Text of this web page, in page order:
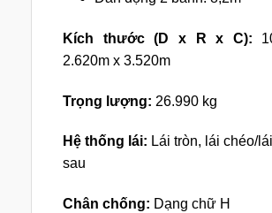
Kích thước (D x R x C):
2.620m x 3.520m
Trọng lượng: 26.990 kg
Hệ thống lái: Lái tròn, lái chéo/
sau
Chân chống: Dạng chữ H